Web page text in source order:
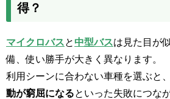
得？
マイクロバスと 中型バスは見た目が
備、使い勝手が大きく異なります。
利用シーンに合わない車種を選ぶと、
動が窮屈になるといった失敗につな